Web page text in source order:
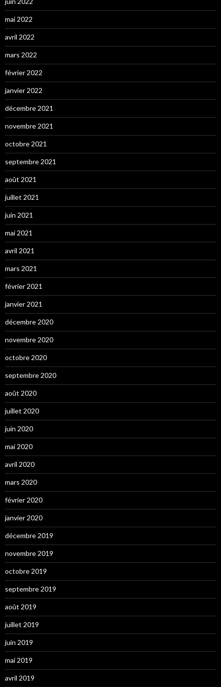
mai 2022
avril 2022
mars 2022
février 2022
janvier 2022
décembre 2021
novembre 2021
octobre 2021
septembre 2021
août 2021
juillet 2021
juin 2021
mai 2021
avril 2021
mars 2021
février 2021
janvier 2021
décembre 2020
novembre 2020
octobre 2020
septembre 2020
août 2020
juillet 2020
juin 2020
mai 2020
avril 2020
mars 2020
février 2020
janvier 2020
décembre 2019
novembre 2019
octobre 2019
septembre 2019
août 2019
juillet 2019
juin 2019
mai 2019
avril 2019